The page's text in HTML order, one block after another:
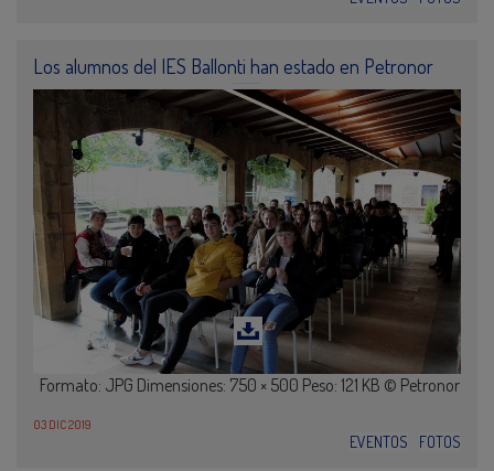
Los alumnos del IES Ballonti han estado en Petronor
Formato: JPG Dimensiones: 750 × 500 Peso: 121 KB © Petronor
03 DIC 2019
EVENTOS FOTOS